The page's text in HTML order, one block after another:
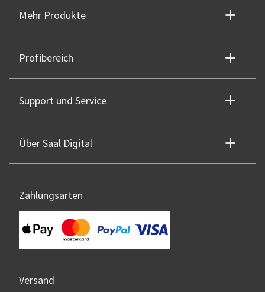
Mehr Produkte
Profibereich
Support und Service
Über Saal Digital
Zahlungsarten
Versand